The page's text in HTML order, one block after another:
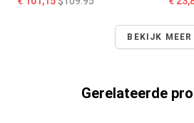
BEKIJK MEER
Gerelateerde